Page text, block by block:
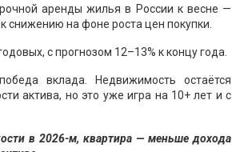
аренды жилья в России к весне —
снижению на фоне роста цен покупки.
с прогнозом 12–13% к концу года.
вклада. Недвижимость остаётся
актива, но это уже игра на 10+ лет и с
в 2026-м, квартира — меньше дохода